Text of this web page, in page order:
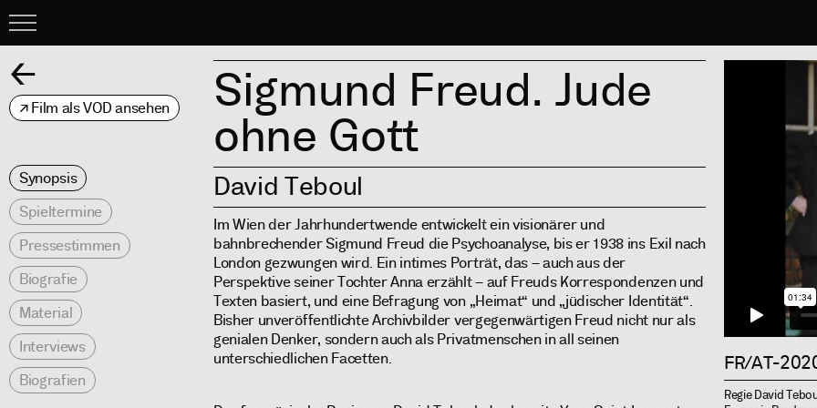
Film als VOD ansehen
Synopsis
Spieltermine
Pressestimmen
Biografie
Material
Interviews
Biografien
FR/AT-
Regie David
Sigmund Freud. Jude
ohne Gott
David Teboul
Im Wien der Jahrhundertwende entwickelt ein visionärer und
bahnbrechender Sigmund Freud die Psychoanalyse, bis er 1938 ins Exil nach
London gezwungen wird. Ein intimes Porträt, das – auch aus der
Perspektive seiner Tochter Anna erzählt – auf Freuds Korrespondenzen und
Texten basiert, und eine Befragung von „Heimat“ und „jüdischer Identität“.
Bisher unveröffentlichte Archivbilder vergegenwärtigen Freud nicht nur als
genialen Denker, sondern auch als Privatmenschen in all seinen
unterschiedlichen Facetten.